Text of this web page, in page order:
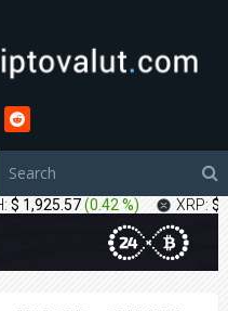
$ 1,925.57(0.42 %) XRP: $